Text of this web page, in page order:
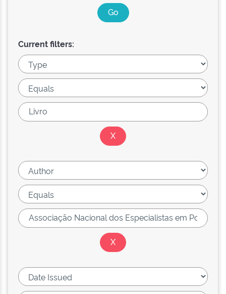
Current filters: